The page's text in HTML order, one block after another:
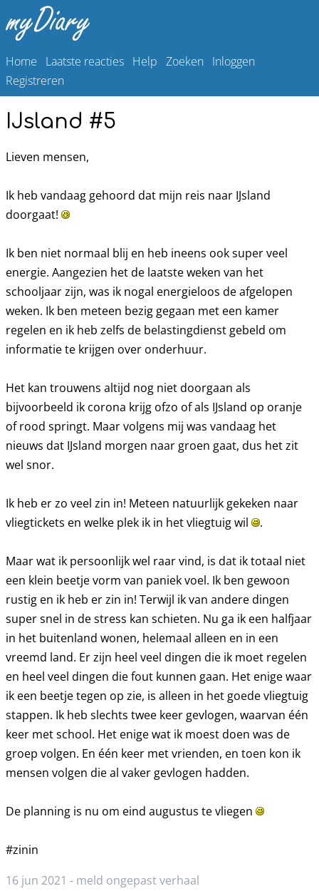
Home Laatste reacties Help Zoeken Inloggen
Registreren
IJsland #5
Lieven mensen,
Ik heb vandaag gehoord dat mijn reis naar IJsland
doorgaat!
Ik ben niet normaal blij en heb ineens ook super veel
energie. Aangezien het de laatste weken van het
schooljaar zijn, was ik nogal energieloos de afgelopen
weken. Ik ben meteen bezig gegaan met een kamer
regelen en ik heb zelfs de belastingdienst gebeld om
informatie te krijgen over onderhuur.
Het kan trouwens altijd nog niet doorgaan als
bijvoorbeeld ik corona krijg ofzo of als IJsland op oranje
of rood springt. Maar volgens mij was vandaag het
nieuws dat IJsland morgen naar groen gaat, dus het zit
wel snor.
Ik heb er zo veel zin in! Meteen natuurlijk gekeken naar
vliegtickets en welke plek ik in het vliegtuig wil
.
Maar wat ik persoonlijk wel raar vind, is dat ik totaal niet
een klein beetje vorm van paniek voel. Ik ben gewoon
rustig en ik heb er zin in! Terwijl ik van andere dingen
super snel in de stress kan schieten. Nu ga ik een halfjaar
in het buitenland wonen, helemaal alleen en in een
vreemd land. Er zijn heel veel dingen die ik moet regelen
en heel veel dingen die fout kunnen gaan. Het enige waar
ik een beetje tegen op zie, is alleen in het goede vliegtuig
stappen. Ik heb slechts twee keer gevlogen, waarvan één
keer met school. Het enige wat ik moest doen was de
groep volgen. En één keer met vrienden, en toen kon ik
mensen volgen die al vaker gevlogen hadden.
De planning is nu om eind augustus te vliegen
#zinin
16 jun 2021 - meld ongepast verhaal